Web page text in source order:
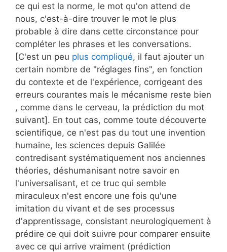
ce qui est la norme, le mot qu'on attend de
nous, c'est-à-dire trouver le mot le plus
probable à dire dans cette circonstance pour
compléter les phrases et les conversations.
[C'est un peu plus compliqué, il faut ajouter un
certain nombre de "réglages fins", en fonction
du contexte et de l'expérience, corrigeant des
erreurs courantes mais le mécanisme reste bien
, comme dans le cerveau, la prédiction du mot
suivant]. En tout cas, comme toute découverte
scientifique, ce n'est pas du tout une invention
humaine, les sciences depuis Galilée
contredisant systématiquement nos anciennes
théories, déshumanisant notre savoir en
l'universalisant, et ce truc qui semble
miraculeux n'est encore une fois qu'une
imitation du vivant et de ses processus
d'apprentissage, consistant neurologiquement à
prédire ce qui doit suivre pour comparer ensuite
avec ce qui arrive vraiment (prédiction